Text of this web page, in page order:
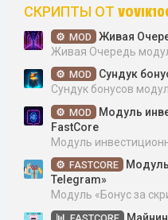
СКРИПТЫ ОТ
MOD
Живая
Живая Очередь
MOD
Сундук
Сундук бонусов
MOD
Модуль
FastCore
Модуль
FASTCORE
Telegram»
Модуль «Бонус за